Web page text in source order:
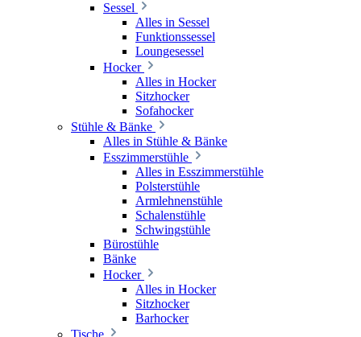
Sessel
Alles in Sessel
Funktionssessel
Loungesessel
Hocker
Alles in Hocker
Sitzhocker
Sofahocker
Stühle & Bänke
Alles in Stühle & Bänke
Esszimmerstühle
Alles in Esszimmerstühle
Polsterstühle
Armlehnenstühle
Schalenstühle
Schwingstühle
Bürostühle
Bänke
Hocker
Alles in Hocker
Sitzhocker
Barhocker
Tische